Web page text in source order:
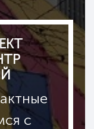
с